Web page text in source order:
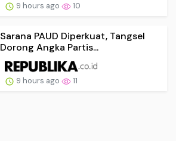
9 hours ago 10
Sarana PAUD Diperkuat, Tangsel
Dorong Angka Partis...
9 hours ago 11